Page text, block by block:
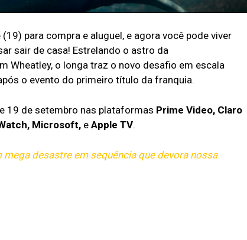
para compra e aluguel, e agora você pode viver
sair de casa! Estrelando o astro da
Wheatley, o longa traz o novo desafio em escala
o evento do primeiro título da franquia.
19 de setembro nas plataformas Prime Video, Claro
Microsoft, e Apple TV.
desastre em sequência que devora nossa